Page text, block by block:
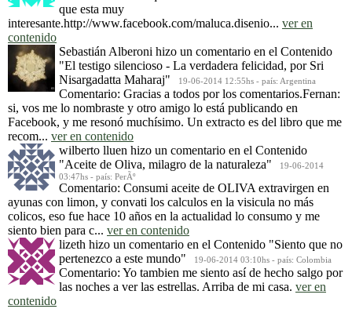
que esta muy
interesante.http://www.facebook.com/maluca.disenio... ver en
contenido
Sebastián Alberoni hizo un comentario en el Contenido
"El testigo silencioso - La verdadera felicidad, por Sri
Nisargadatta Maharaj"
19-06-2014 12:55hs - país: Argentina
Comentario: Gracias a todos por los comentarios.Fernan:
si, vos me lo nombraste y otro amigo lo está publicando en
Facebook, y me resonó muchísimo. Un extracto es del libro que me
recom... ver en contenido
wilberto lluen hizo un comentario en el Contenido
"Aceite de Oliva, milagro de la naturaleza"
19-06-2014
03:47hs - país: PerÃº
Comentario: Consumi aceite de OLIVA extravirgen en
ayunas con limon, y convati los calculos en la visicula no más
colicos, eso fue hace 10 años en la actualidad lo consumo y me
siento bien para c... ver en contenido
lizeth hizo un comentario en el Contenido "Siento que no
pertenezco a este mundo"
19-06-2014 03:10hs - país: Colombia
Comentario: Yo tambien me siento así de hecho salgo por
las noches a ver las estrellas. Arriba de mi casa. ver en
contenido